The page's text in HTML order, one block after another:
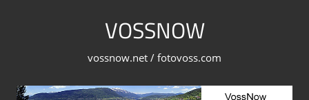
VOSSNOW
vossnow.net / fotovoss.com